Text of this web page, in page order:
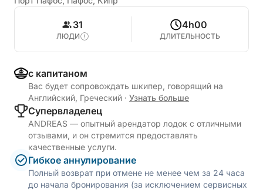
31
ЛЮДИ
4h00
ДЛИТЕЛЬНОСТЬ
с капитаном
Вас будет сопровождать шкипер, говорящий на
Английский, Греческий · Узнать больше
Cупервладелец
ANDREAS — опытный арендатор лодок с отличными
отзывами, и он стремится предоставлять
качественные услуги.
Гибкое аннулирование
Полный возврат при отмене не менее чем за 24 часа
до начала бронирования (за исключением сервисных